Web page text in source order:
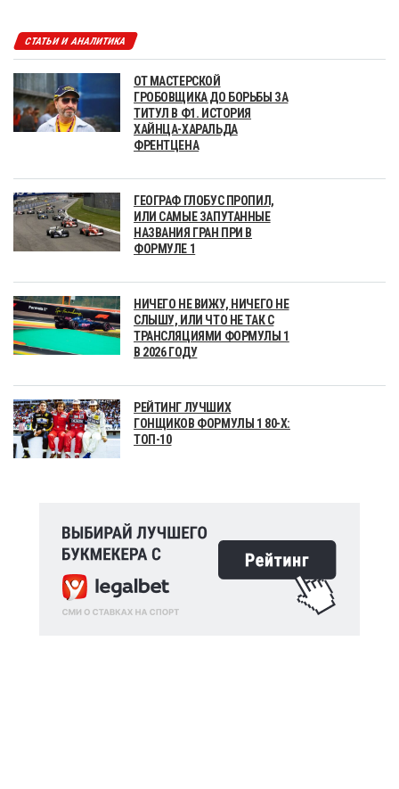
СТАТЬИ И АНАЛИТИКА
ОТ МАСТЕРСКОЙ
ГРОБОВЩИКА ДО БОРЬБЫ ЗА
ТИТУЛ В Ф1. ИСТОРИЯ
ХАЙНЦА-ХАРАЛЬДА
ФРЕНТЦЕНА
ГЕОГРАФ ГЛОБУС ПРОПИЛ,
ИЛИ САМЫЕ ЗАПУТАННЫЕ
НАЗВАНИЯ ГРАН ПРИ В
ФОРМУЛЕ 1
НИЧЕГО НЕ ВИЖУ, НИЧЕГО НЕ
СЛЫШУ, ИЛИ ЧТО НЕ ТАК С
ТРАНСЛЯЦИЯМИ ФОРМУЛЫ 1
В 2026 ГОДУ
РЕЙТИНГ ЛУЧШИХ
ГОНЩИКОВ ФОРМУЛЫ 1 80-Х:
ТОП-10